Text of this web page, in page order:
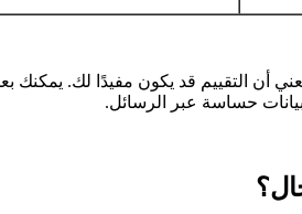
أن التقييم قد يكون مفيدًا لك. يمكنك
حساسة عبر الرسائل.